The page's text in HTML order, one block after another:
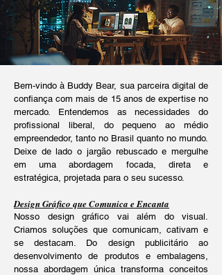
Bem-vindo à Buddy Bear, sua parceira digital de
confiança com mais de 15 anos de expertise no
mercado. Entendemos as necessidades do
profissional liberal, do pequeno ao médio
empreendedor, tanto no Brasil quanto no mundo.
Deixe de lado o jargão rebuscado e mergulhe
em uma abordagem focada, direta e
estratégica, projetada para o seu sucesso.
Design Gráfico que Comunica e Encanta
Nosso design gráfico vai além do visual.
Criamos soluções que comunicam, cativam e
se destacam. Do design publicitário ao
desenvolvimento de produtos e embalagens,
nossa abordagem única transforma conceitos